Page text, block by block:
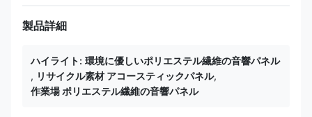
製品詳細
ハイライト: 環境に優しいポリエステル繊維の音響パネル
, リサイクル素材 アコースティックパネル,
作業場 ポリエステル繊維の音響パネル